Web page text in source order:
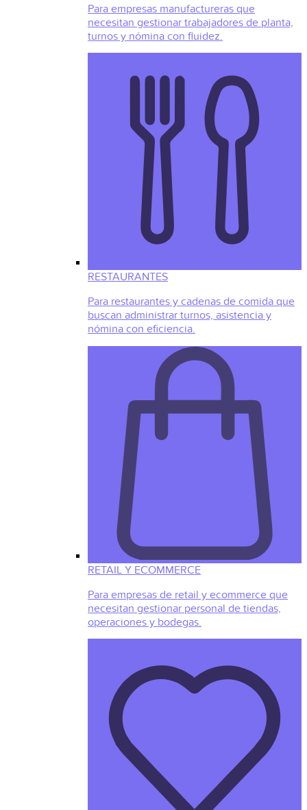
Para empresas manufactureras que
necesitan gestionar trabajadores de planta,
turnos y nómina con fluidez.
RESTAURANTES
Para restaurantes y cadenas de comida que
buscan administrar turnos, asistencia y
nómina con eficiencia.
RETAIL Y ECOMMERCE
Para empresas de retail y ecommerce que
necesitan gestionar personal de tiendas,
operaciones y bodegas.